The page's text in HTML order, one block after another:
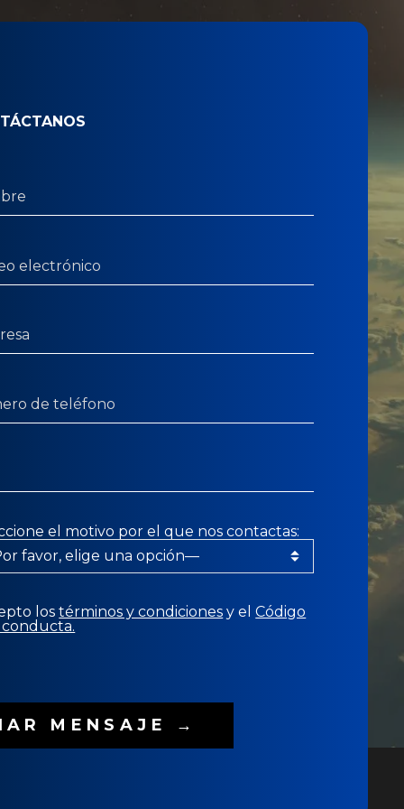
el motivo por el que nos contactas:
lostérminos y condiciones y elCódigo